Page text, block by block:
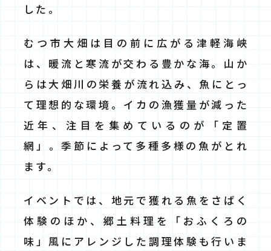
した。
むつ市大畑は目の前に広がる津軽海峡
は、暖流と寒流が交わる豊かな海。山か
らは大畑川の栄養が流れ込み、魚にとっ
て理想的な環境。イカの漁獲量が減った
近年、注目を集めているのが「定置
網」。季節によって多種多様の魚がとれ
ます。
イベントでは、地元で獲れる魚をさばく
体験のほか、郷土料理を「おふくろの
味」風にアレンジした調理体験も行いま